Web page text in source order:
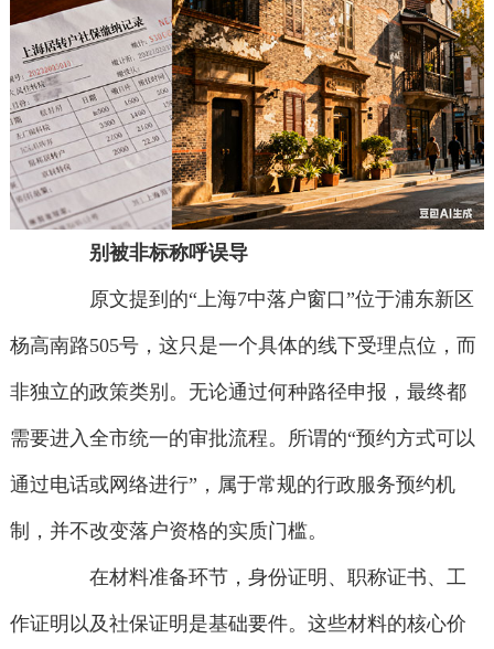
别被非标称呼误导
原文提到的“上海7中落户窗口”位于浦东新区
杨高南路505号，这只是一个具体的线下受理点位，而
非独立的政策类别。无论通过何种路径申报，最终都
需要进入全市统一的审批流程。所谓的“预约方式可以
通过电话或网络进行”，属于常规的行政服务预约机
制，并不改变落户资格的实质门槛。
在材料准备环节，身份证明、职称证书、工
作证明以及社保证明是基础要件。这些材料的核心价